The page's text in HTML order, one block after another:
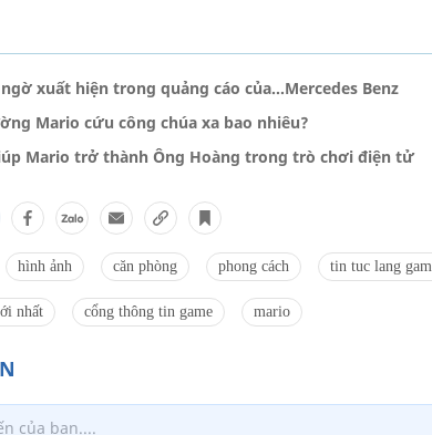
xuất hiện trong quảng cáo của…Mercedes Benz
Mario cứu công chúa xa bao nhiêu?
Mario trở thành Ông Hoàng trong trò chơi điện tử
hình ảnh căn phòng phong cách tin tuc lang
nhất cổng thông tin game mario